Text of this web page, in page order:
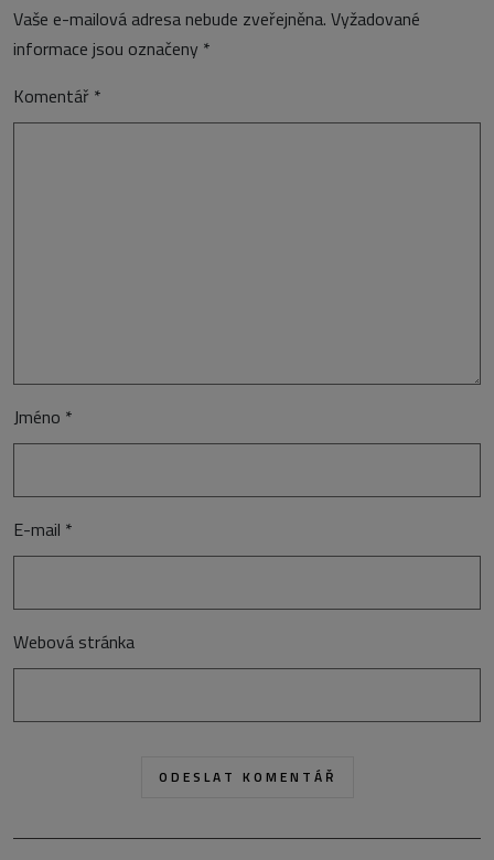
Vaše e-mailová adresa nebude zveřejněna. Vyžadované
informace jsou označeny *
Komentář *
Jméno *
E-mail *
Webová stránka